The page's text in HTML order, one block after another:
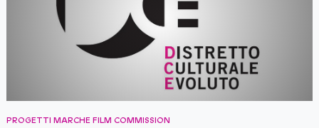
PROGETTI MARCHE FILM COMMISSION